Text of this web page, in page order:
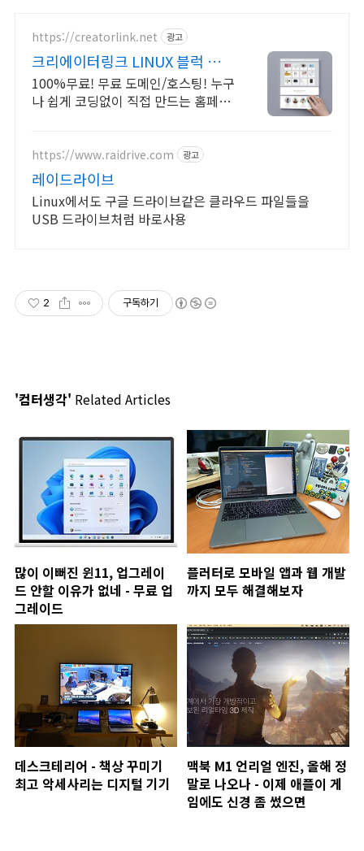
https://creatorlink.net 광고
크리에이터링크 LINUX 블럭 쌓기
로 만드는 홈페이지
100%무료! 무료 도메인/호스팅! 누구
나 쉽게 코딩없이 직접 만드는 홈페이
터링크에서.
https://www.raidrive.com 광고
레이드라이브
Linux에서도 구글 드라이브같은 클라우드 파일들을
USB 드라이브처럼 바로사용
2 구독하기
'컴터생각' Related Articles
많이 이뻐진 윈11, 업그레이
드 안할 이유가 없네 - 무료 업
그레이드
플러터로 모바일 앱과 웹 개발
까지 모두 해결해보자
데스크테리어 - 책상 꾸미기
최고 악세사리는 디지털 기기
맥북 M1 언리얼 엔진, 올해 정
말로 나오나 - 이제 애플이 게
임에도 신경 좀 썼으면